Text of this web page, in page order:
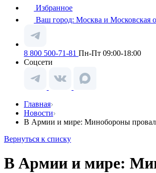
Избранное
Ваш город: Москва и Московская
8 800 500-71-81 Пн-Пт 09:00-18:00
Соцсети
Главная
Новости
В Армии и мире: Минобороны
Вернуться к списку
В Армии и мире: